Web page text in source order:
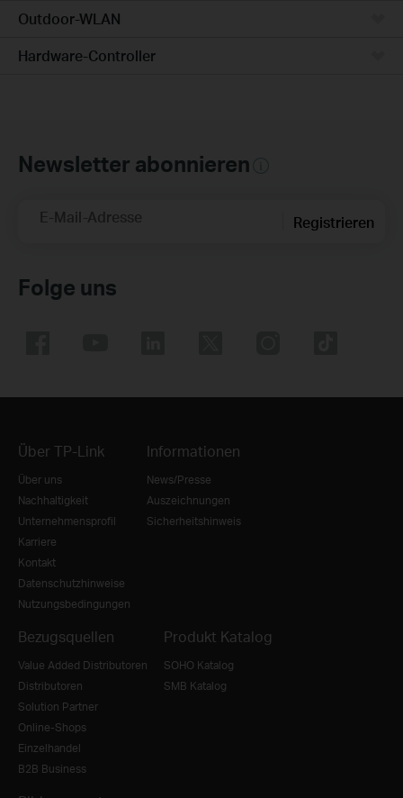
Outdoor-WLAN
Hardware-Controller
Newsletter abonnieren
E-Mail-Adresse Registrieren
Folge uns
Über TP-Link
Über uns
Nachhaltigkeit
Unternehmensprofil
Karriere
Kontakt
Datenschutzhinweise
Nutzungsbedingungen
Informationen
News/Presse
Auszeichnungen
Sicherheitshinweis
Bezugsquellen
Value Added Distributoren
Distributoren
Solution Partner
Online-Shops
Einzelhandel
B2B Business
Produkt Katalog
SOHO Katalog
SMB Katalog